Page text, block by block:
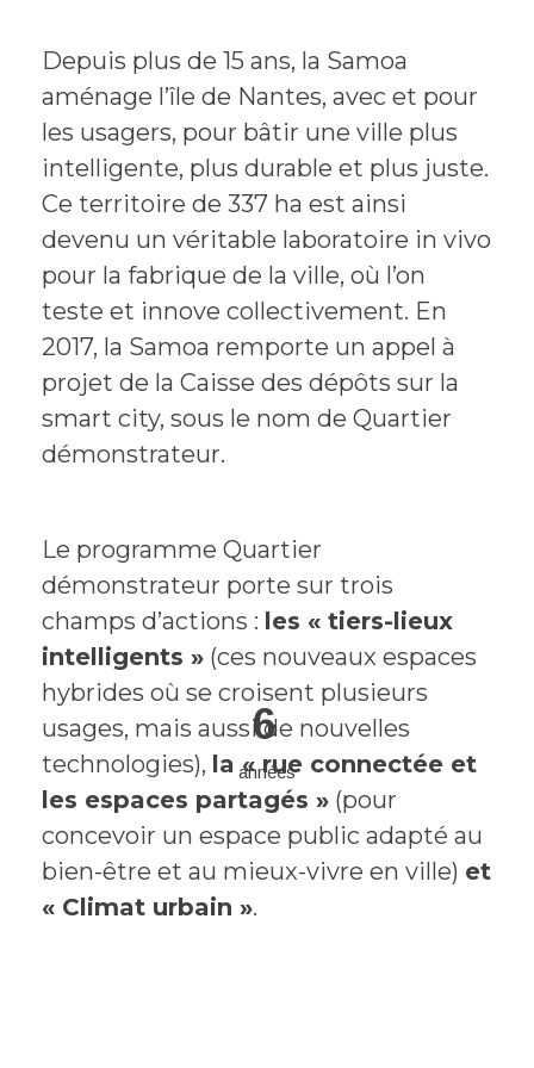
Depuis plus de 15 ans, la Samoa
aménage l’île de Nantes, avec et pour
les usagers, pour bâtir une ville plus
intelligente, plus durable et plus juste.
Ce territoire de 337 ha est ainsi
devenu un véritable laboratoire in vivo
pour la fabrique de la ville, où l’on
teste et innove collectivement. En
2017, la Samoa remporte un appel à
projet de la Caisse des dépôts sur la
smart city, sous le nom de Quartier
démonstrateur.
Le programme Quartier
démonstrateur porte sur trois
champs d’actions : les « tiers-lieux
intelligents » (ces nouveaux espaces
hybrides où se croisent plusieurs
usages, mais aussi de nouvelles
technologies), la « rue connectée et
les espaces partagés » (pour
concevoir un espace public adapté au
bien-être et au mieux-vivre en ville) et
« Climat urbain ».
6
années